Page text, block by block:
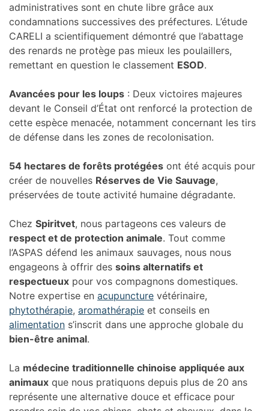
administratives sont en chute libre grâce aux
condamnations successives des préfectures. L’étude
CARELI a scientifiquement démontré que l’abattage
des renards ne protège pas mieux les poulaillers,
remettant en question le classement ESOD.
Avancées pour les loups : Deux victoires majeures
devant le Conseil d’État ont renforcé la protection de
cette espèce menacée, notamment concernant les tirs
de défense dans les zones de recolonisation.
54 hectares de forêts protégées ont été acquis pour
créer de nouvelles Réserves de Vie Sauvage,
préservées de toute activité humaine dégradante.
Chez Spiritvet, nous partageons ces valeurs de
respect et de protection animale. Tout comme
l’ASPAS défend les animaux sauvages, nous nous
engageons à offrir des soins alternatifs et
respectueux pour vos compagnons domestiques.
Notre expertise en acupuncture vétérinaire,
phytothérapie, aromathérapie et conseils en
alimentation s’inscrit dans une approche globale du
bien-être animal.
La médecine traditionnelle chinoise appliquée aux
animaux que nous pratiquons depuis plus de 20 ans
représente une alternative douce et efficace pour